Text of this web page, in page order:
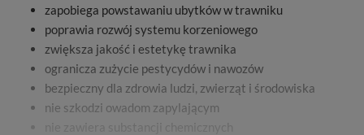
zapobiega powstawaniu ubytków w trawniku
poprawia rozwój systemu korzeniowego
zwiększa jakość i estetykę trawnika
ogranicza zużycie pestycydów i nawozów
bezpieczny dla zdrowia ludzi, zwierząt i środowiska
nie szkodzi owadom zapylającym